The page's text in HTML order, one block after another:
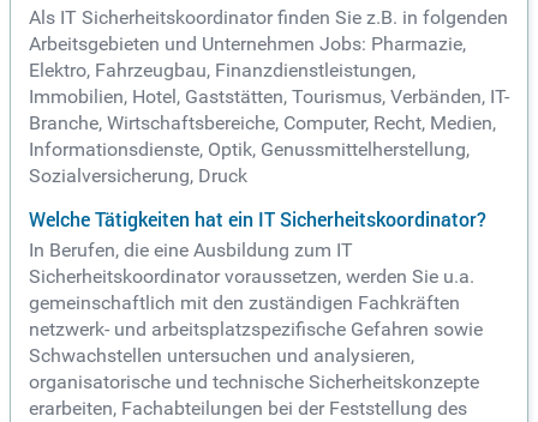
Als IT Sicherheitskoordinator finden Sie z.B. in folgenden
Arbeitsgebieten und Unternehmen Jobs: Pharmazie,
Elektro, Fahrzeugbau, Finanzdienstleistungen,
Immobilien, Hotel, Gaststätten, Tourismus, Verbänden, IT-
Branche, Wirtschaftsbereiche, Computer, Recht, Medien,
Informationsdienste, Optik, Genussmittelherstellung,
Sozialversicherung, Druck
Welche Tätigkeiten hat ein IT Sicherheitskoordinator?
In Berufen, die eine Ausbildung zum IT
Sicherheitskoordinator voraussetzen, werden Sie u.a.
gemeinschaftlich mit den zuständigen Fachkräften
netzwerk- und arbeitsplatzspezifische Gefahren sowie
Schwachstellen untersuchen und analysieren,
organisatorische und technische Sicherheitskonzepte
erarbeiten, Fachabteilungen bei der Feststellung des